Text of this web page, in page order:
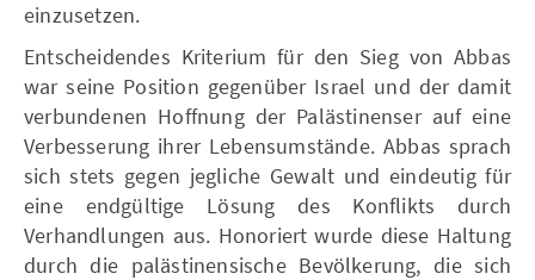
einzusetzen.
Entscheidendes Kriterium für den Sieg von Abbas
war seine Position gegenüber Israel und der damit
verbundenen Hoffnung der Palästinenser auf eine
Verbesserung ihrer Lebensumstände. Abbas sprach
sich stets gegen jegliche Gewalt und eindeutig für
eine endgültige Lösung des Konflikts durch
Verhandlungen aus. Honoriert wurde diese Haltung
durch die palästinensische Bevölkerung, die sich